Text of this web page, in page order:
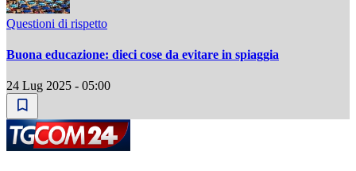
Questioni di rispetto
Buona educazione: dieci cose da evitare in spiaggia
24 Lug 2025 - 05:00